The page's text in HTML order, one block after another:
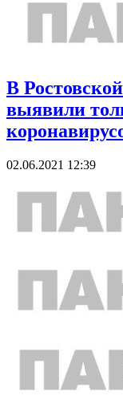
В
выявили
02.06.2021 12:39